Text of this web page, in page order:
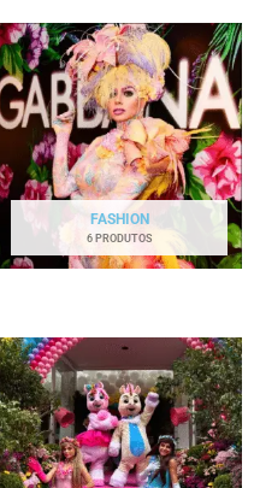
FASHION
6 PRODUTOS